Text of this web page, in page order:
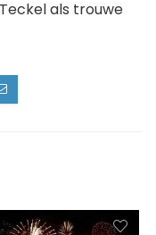
als trouwe